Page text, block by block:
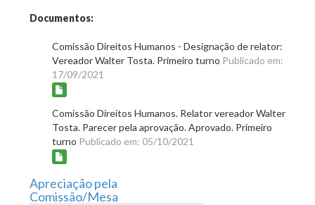
Documentos:
Comissão Direitos Humanos - Designação de relator:
Vereador Walter Tosta. Primeiro turno Publicado em:
17/09/2021
Comissão Direitos Humanos. Relator vereador Walter
Tosta. Parecer pela aprovação. Aprovado. Primeiro
turno Publicado em: 05/10/2021
Apreciação pela
Comissão/Mesa